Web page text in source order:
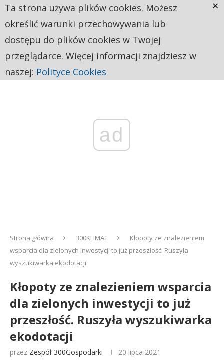
ad
Strona główna 300KLIMAT
Kłopoty ze znalezieniem
wsparcia dla zielonych inwestycji to już przeszłość. Ruszyła
wyszukiwarka ekodotacji
Kłopoty ze znalezieniem wsparcia
dla zielonych inwestycji to już
przeszłość. Ruszyła wyszukiwarka
ekodotacji
przez Zespół 300Gospodarki 20 lipca 2021
Ta strona używa plików cookies. Możesz
określić warunki przechowywania lub
dostępu do plików cookies w Twojej
przeglądarce. Więcej informacji znajdziesz w
naszej: Polityce Cookies
×